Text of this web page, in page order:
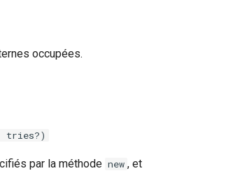
occupées.
tries?)
par la méthode new , et